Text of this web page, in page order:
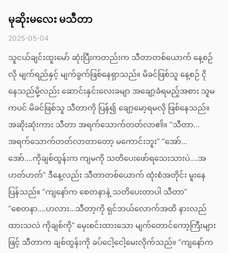
မုဆိုးမလေး မသီတာ
2025-05-04
သူငယ်ချင်းထူးမော် ဆုံးပြီးကတည်းက သီတာတစ်ယောက် နေ့စဉ်
လို မျက်ရည်နှင့် မျက်ခွက်ဖြစ်နေရှာသည်။ မိခင်ဖြစ်သူ နေ့စဉ် ငို
နေသည်မို့လည်း ဆောင်းနှင်းလေးခမျာ အချော့ခံရမည့်အစား သူမ
ကပင် မိခင်ဖြစ်သူ သီတာကို ပြန်၍ ချော့မော့ရမလို ဖြစ်နေသည်။
အဆိုးဆုံးကား သီတာ အရက်သောက်တတ်လာ၏။ “သီတာ…
အရက်သောက်တတ်လာတာတော့ မကောင်းဘူး” “အော်…
အော်….ကိုချစ်ထွန်းက ကျမကို သတိပေးဖော်ရသေးသားပဲ….အ
ဟတ်ဟတ်” ဒီနေ့လည်း သီတာတစ်ယောက် ထုံးစံအတိုင်း မူးနေ
ပြန်သည်။ “ကျနော်က စေတနာနဲ့ သတိပေးတာပါ သီတာ”
“စေတနာ….ဟလား…သီတာ့ကို ရှင်ဘယ်လောက်အထိ နားလည်
ထားသလဲ ကိုချစ်ကို” မှေးစင်းထားသော မျက်တောင်ကော့ကြီးများ
ဖြင့် သီတာက ချစ်ထွန်းကို ခပ်ငေါ့ငေါ့မေးလိုက်သည်။ “ကျနော်က